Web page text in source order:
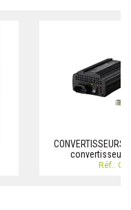
CONVERTISSEURS
convertisseur
Réf.: